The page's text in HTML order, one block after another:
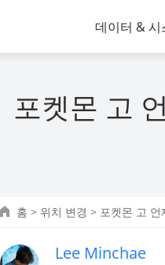
데이터 & 시
포켓몬 고
홈 > 위치 변경 > 포켓몬 고 언
Lee Minchae